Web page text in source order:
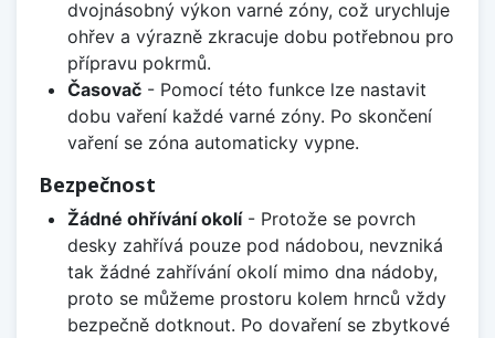
dvojnásobný výkon varné zóny, což urychluje
ohřev a výrazně zkracuje dobu potřebnou pro
přípravu pokrmů.
Časovač- Pomocí této funkce lze nastavit
dobu vaření každé varné zóny. Po skončení
vaření se zóna automaticky vypne.
Bezpečnost
Žádné ohřívání okolí- Protože se povrch
desky zahřívá pouze pod nádobou, nevzniká
tak žádné zahřívání okolí mimo dna nádoby,
proto se můžeme prostoru kolem hrnců vždy
bezpečně dotknout. Po dovaření se zbytkové